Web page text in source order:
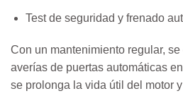
Test de seguridad y frenado
Con un mantenimiento regular,
averías de puertas automáticas
se prolonga la vida útil del motor